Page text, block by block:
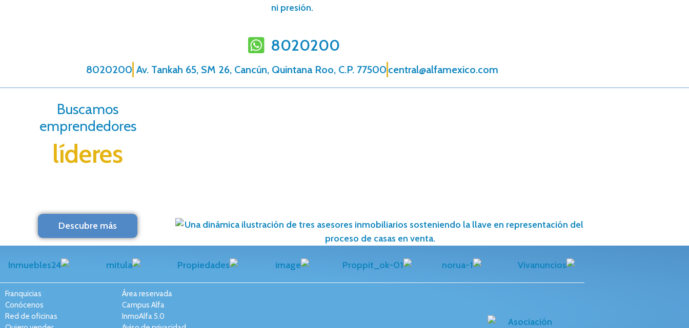
ni presión.
8020200
8020200 Av. Tankah 65, SM 26, Cancún, Quintana Roo, C.P. 77500 central@alfamexico.com
Buscamos
emprendedores
líderes
Descubre más
Franquicias
Conócenos
Red de oficinas
Área reservada
Campus Alfa
InmoAlfa 5.0